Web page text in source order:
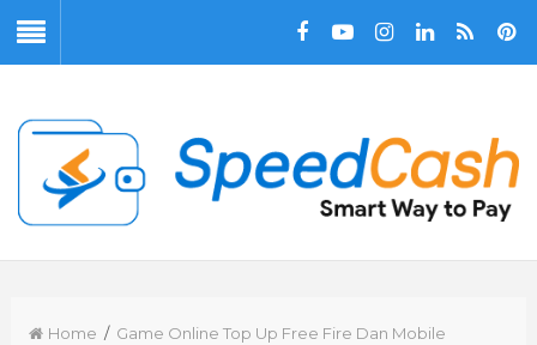
Home / Game Online Top Up Free Fire Dan Mobile